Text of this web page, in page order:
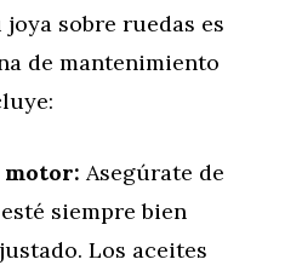
sobre ruedas es
de mantenimiento
motor: Asegúrate de
siempre bien
Los aceites